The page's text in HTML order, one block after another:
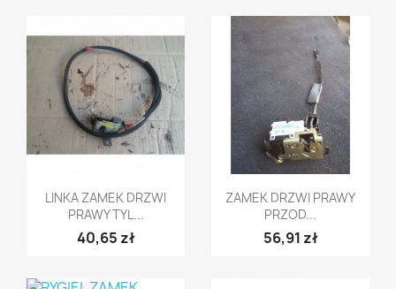
Szybki podgląd
LINKA ZAMEK DRZWI
PRAWY TYL...
40,65 zł
Szybki podgląd
ZAMEK DRZWI PRAWY
PRZOD...
56,91 zł